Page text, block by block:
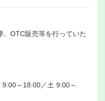
、OTC販売等を行っていた
～18:00／土 9:00～